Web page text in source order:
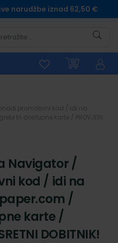
narudžbe iznad 62,50 €
Navigator /
kod / idi na
/
karte /
DOBITNIK!